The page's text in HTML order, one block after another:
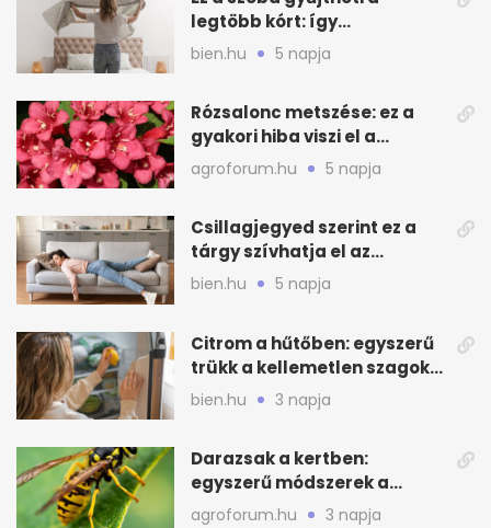
legtöbb kórt: így
mélytisztítsd otthon
bien.hu 5 napja
Rózsalonc metszése: ez a
gyakori hiba viszi el a
virágzást
agroforum.hu 5 napja
Csillagjegyed szerint ez a
tárgy szívhatja el az
otthonod energiáját
bien.hu 5 napja
Citrom a hűtőben: egyszerű
trükk a kellemetlen szagok
ellen
bien.hu 3 napja
Darazsak a kertben:
egyszerű módszerek a
távoltartásukra nyáron
agroforum.hu 3 napja